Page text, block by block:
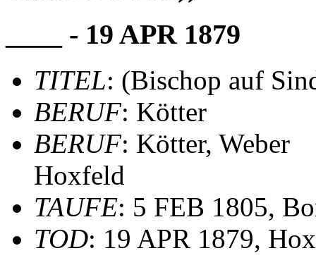
____ - 19 APR 1879
TITEL: (Bischop auf
BERUF: Kötter
BERUF: Kötter, Weber
Hoxfeld
TAUFE: 5 FEB 1805,
TOD: 19 APR 1879,